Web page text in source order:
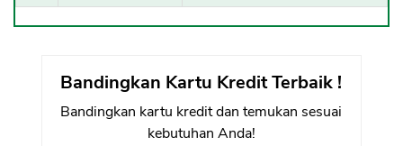
Bandingkan Kartu Kredit Terbaik !
Bandingkan kartu kredit dan temukan sesuai
kebutuhan Anda!